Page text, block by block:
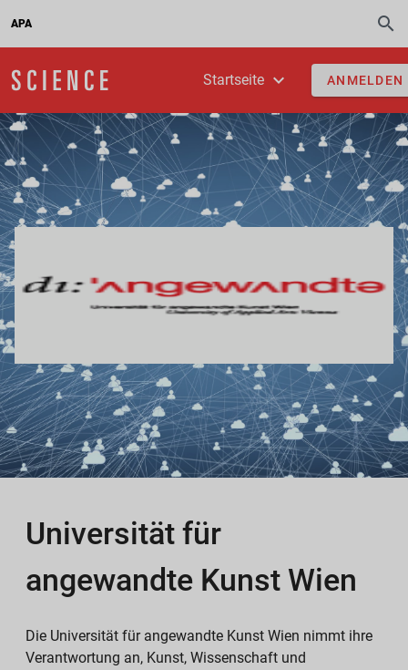
APA
Startseite ANMELDEN
Universität für
angewandte Kunst Wien
Die Universität für angewandte Kunst Wien nimmt ihre
Verantwortung an, Kunst, Wissenschaft und